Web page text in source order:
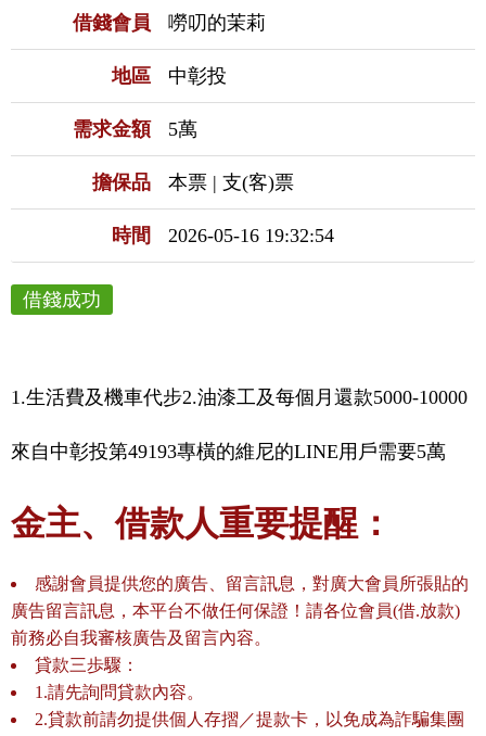
借錢會員 嘮叨的茉莉
地區 中彰投
需求金額 5萬
擔保品 本票 | 支(客)票
時間 2026-05-16 19:32:54
借錢成功
1.生活費及機車代步2.油漆工及每個月還款5000-10000
來自中彰投第49193專橫的維尼的LINE用戶需要5萬
金主、借款人重要提醒：
感謝會員提供您的廣告、留言訊息，對廣大會員所張貼的
廣告留言訊息，本平台不做任何保證！請各位會員(借.放款)
前務必自我審核廣告及留言內容。
貸款三歩驟：
1.請先詢問貸款內容。
2.貸款前請勿提供個人存摺／提款卡，以免成為詐騙集團